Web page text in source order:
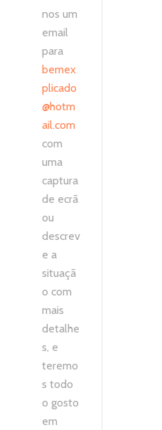
nos um
email
para
bemex
plicado
@hotm
ail.com
com
uma
captura
de ecrã
ou
descrev
e a
situaçã
o com
mais
detalhe
s, e
teremo
s todo
o gosto
em